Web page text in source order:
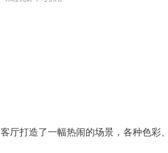
客厅打造了一幅热闹的场景，各种色彩